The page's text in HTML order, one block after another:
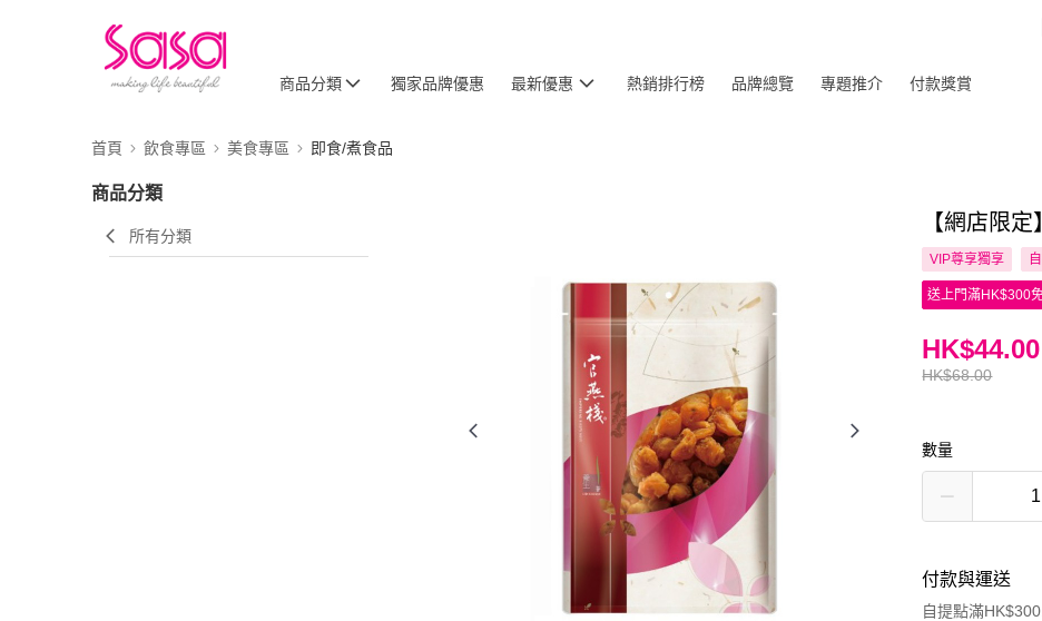
商品分類 獨家品牌優惠 最新優惠 熱銷排行榜 品牌總覽 專題推介 付款獎賞
首頁 飲食專區 美食專區 即食/煮食品
商品分類
所有分類
【網店限
VIP尊享獨享
送上門滿HK$300
HK$68.00
HK$44.00
數量
付款與運送
自提點滿